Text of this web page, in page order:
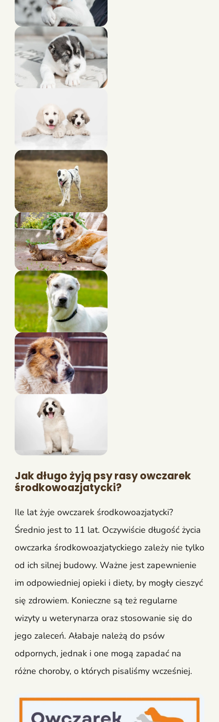
Jak długo żyją psy rasy owczarek
środkowoazjatycki?
Ile lat żyje owczarek środkowoazjatycki?
Średnio jest to 11 lat. Oczywiście długość życia
owczarka środkowoazjatyckiego zależy nie tylko
od ich silnej budowy. Ważne jest zapewnienie
im odpowiedniej opieki i diety, by mogły cieszyć
się zdrowiem. Konieczne są też regularne
wizyty u weterynarza oraz stosowanie się do
jego zaleceń. Ałabaje należą do psów
odpornych, jednak i one mogą zapadać na
różne choroby, o których pisaliśmy wcześniej.